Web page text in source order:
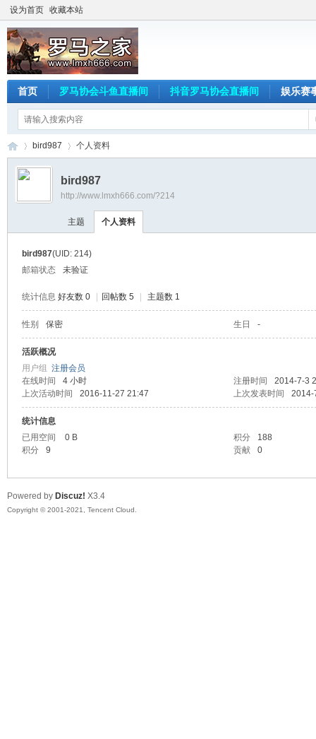
设为首页 收藏本站
首页 罗马协会斗鱼直播间 抖音罗马协会直播间 娱乐赛
›
bird987 个人资料
bird987
http://www.lmxh666.com/?214
主题 个人资料
bird987(UID: 214)
邮箱状态
未验证
统计信息 好友数 0 回帖数 5 主题数 1
性别 保密 生日 -
活跃概况
用户组 注册会员
在线时间
4 小时 注册时间
2014-7-3
上次活动时间
2016-11-27 21:47 上次发表时间 2014-
统计信息
已用空间
0 B 积分
188
积分
9 贡献 0
Powered by Discuz! X3.4
Copyright © 2001-2021, Tencent Cloud.